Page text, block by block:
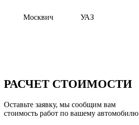
Москвич УАЗ
РАСЧЕТ СТОИМОСТИ
Оставьте заявку, мы сообщим вам
стоимость работ по вашему автомобилю